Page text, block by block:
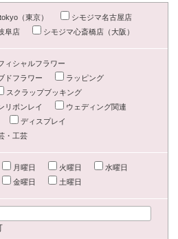
（東京）
シモジマ名古屋店
阜店
シモジマ心斎橋店（大阪）
ィシャルフラワー
ドフラワー
ラッピング
スクラップブッキング
リボンレイ
ウェディング関連
ディスプレイ
・工芸
月曜日 火曜日
水曜日
金曜日 土曜日